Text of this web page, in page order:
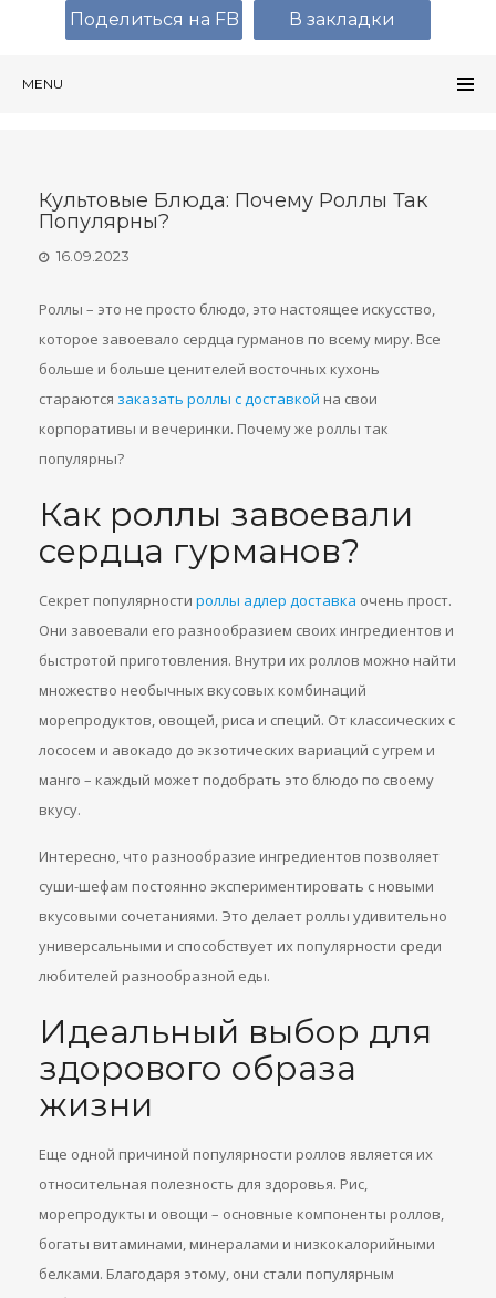
MENU
Культовые Блюда: Почему Роллы Так
Популярны?
16.09.2023
Роллы – это не просто блюдо, это настоящее искусство,
которое завоевало сердца гурманов по всему миру. Все
больше и больше ценителей восточных кухонь
стараются заказать роллы с доставкой на свои
корпоративы и вечеринки. Почему же роллы так
популярны?
Как роллы завоевали
сердца гурманов?
Секрет популярности роллы адлер доставка очень прост.
Они завоевали его разнообразием своих ингредиентов и
быстротой приготовления. Внутри их роллов можно найти
множество необычных вкусовых комбинаций
морепродуктов, овощей, риса и специй. От классических с
лососем и авокадо до экзотических вариаций с угрем и
манго – каждый может подобрать это блюдо по своему
вкусу.
Интересно, что разнообразие ингредиентов позволяет
суши-шефам постоянно экспериментировать с новыми
вкусовыми сочетаниями. Это делает роллы удивительно
универсальными и способствует их популярности среди
любителей разнообразной еды.
Идеальный выбор для
здорового образа
жизни
Еще одной причиной популярности роллов является их
относительная полезность для здоровья. Рис,
морепродукты и овощи – основные компоненты роллов,
богаты витаминами, минералами и низкокалорийными
белками. Благодаря этому, они стали популярным
Поделиться на FB В закладки